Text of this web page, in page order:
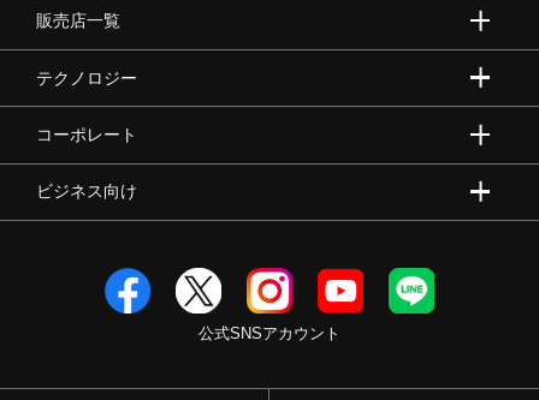
販売店一覧
テクノロジー
コーポレート
ビジネス向け
公式SNSアカウント